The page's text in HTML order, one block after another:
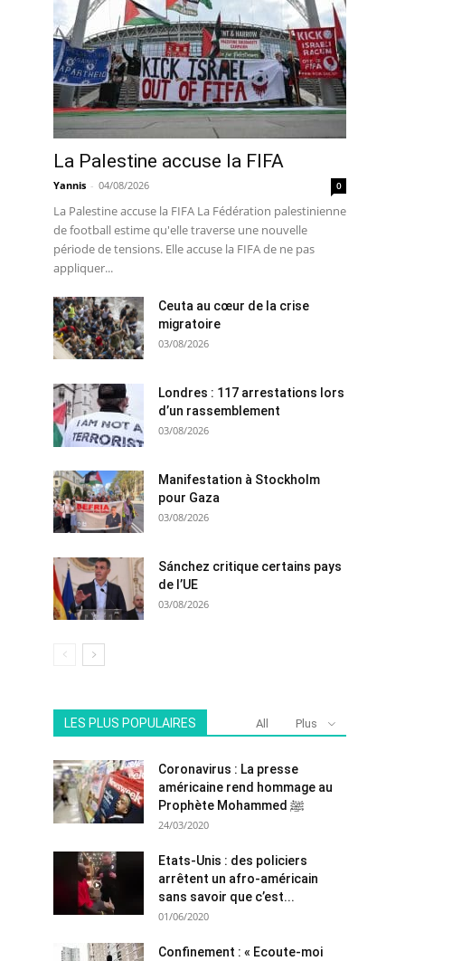
La Palestine accuse la FIFA
Yannis - 04/08/2026 0
La Palestine accuse la FIFA La Fédération palestinienne
de football estime qu'elle traverse une nouvelle
période de tensions. Elle accuse la FIFA de ne pas
appliquer...
Ceuta au cœur de la crise
migratoire
03/08/2026
Londres : 117 arrestations lors
d’un rassemblement
03/08/2026
Manifestation à Stockholm
pour Gaza
03/08/2026
Sánchez critique certains pays
de l’UE
03/08/2026
LES PLUS POPULAIRES All Plus
Coronavirus : La presse
américaine rend hommage au
Prophète Mohammed ﷺ
24/03/2020
Etats-Unis : des policiers
arrêtent un afro-américain
sans savoir que c’est...
01/06/2020
Confinement : « Ecoute-moi